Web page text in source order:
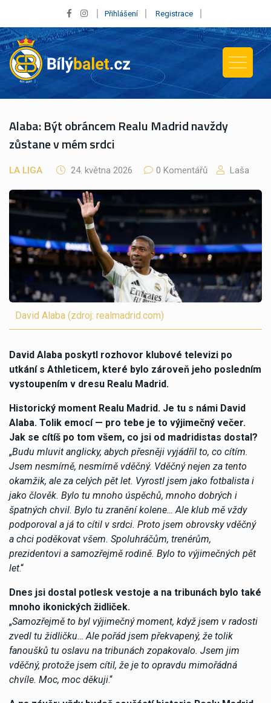
Přihlášení Registrace
Alaba: Být obráncem Realu Madrid navždy
zůstane v mém srdci
LA LIGA 24. května 2026 0 Komentářů Laša
David Alaba (zdroj: realmadrid.com)
David Alaba poskytl rozhovor klubové televizi po
utkání s Athleticem, které bylo zároveň jeho posledním
vystoupením v dresu Realu Madrid.
Historický moment Realu Madrid. Je tu s námi David
Alaba. Tolik emocí — pro tebe je to výjimečný večer.
Jak se cítíš po tom všem, co jsi od madridistas dostal?
„Budu mluvit anglicky, abych přesněji vyjádřil to, co cítím.
Jsem nesmírně, nesmírně vděčný. Vděčný nejen za tento
okamžik, ale za celých pět let. Vyrostl jsem jako fotbalista i
jako člověk. Bylo tu mnoho úspěchů, mnoho dobrých i
špatných chvil. Bylo tu zranění kolene… Ale klub mě vždy
podporoval a já to cítil v srdci. Proto jsem obrovsky vděčný
a chci poděkovat všem. Spoluhráčům, trenérům,
prezidentovi a samozřejmě rodině. Bylo to výjimečných pět
let.“
Dnes jsi dostal potlesk vestoje a na tribunách bylo také
mnoho ikonických židliček.
„Samozřejmě to byl výjimečný moment, když jsem v radosti
zvedl tu židličku… Ale pořád jsem překvapený, že tolik
fanoušků tu oslavu na tribunách zopakovalo. Jsem jim
vděčný, protože jsem cítil, že je to opravdu mimořádná
chvíle. Moc, moc děkuji.“